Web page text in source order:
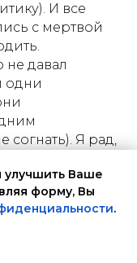
И все
с мертвой
не давал
одни
согнать). Я рад,
так же, не
Мы собрали
и
улучшить Ваше
форму, Вы
.